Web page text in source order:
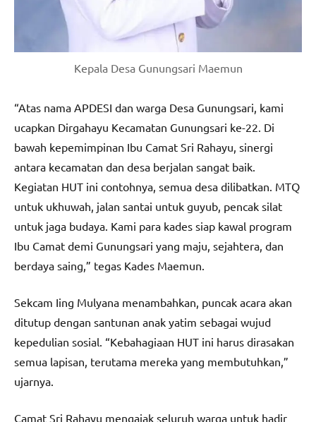
Kepala Desa Gunungsari Maemun
“Atas nama APDESI dan warga Desa Gunungsari, kami
ucapkan Dirgahayu Kecamatan Gunungsari ke-22. Di
bawah kepemimpinan Ibu Camat Sri Rahayu, sinergi
antara kecamatan dan desa berjalan sangat baik.
Kegiatan HUT ini contohnya, semua desa dilibatkan. MTQ
untuk ukhuwah, jalan santai untuk guyub, pencak silat
untuk jaga budaya. Kami para kades siap kawal program
Ibu Camat demi Gunungsari yang maju, sejahtera, dan
berdaya saing,” tegas Kades Maemun.
Sekcam Iing Mulyana menambahkan, puncak acara akan
ditutup dengan santunan anak yatim sebagai wujud
kepedulian sosial. “Kebahagiaan HUT ini harus dirasakan
semua lapisan, terutama mereka yang membutuhkan,”
ujarnya.
Camat Sri Rahayu mengajak seluruh warga untuk hadir